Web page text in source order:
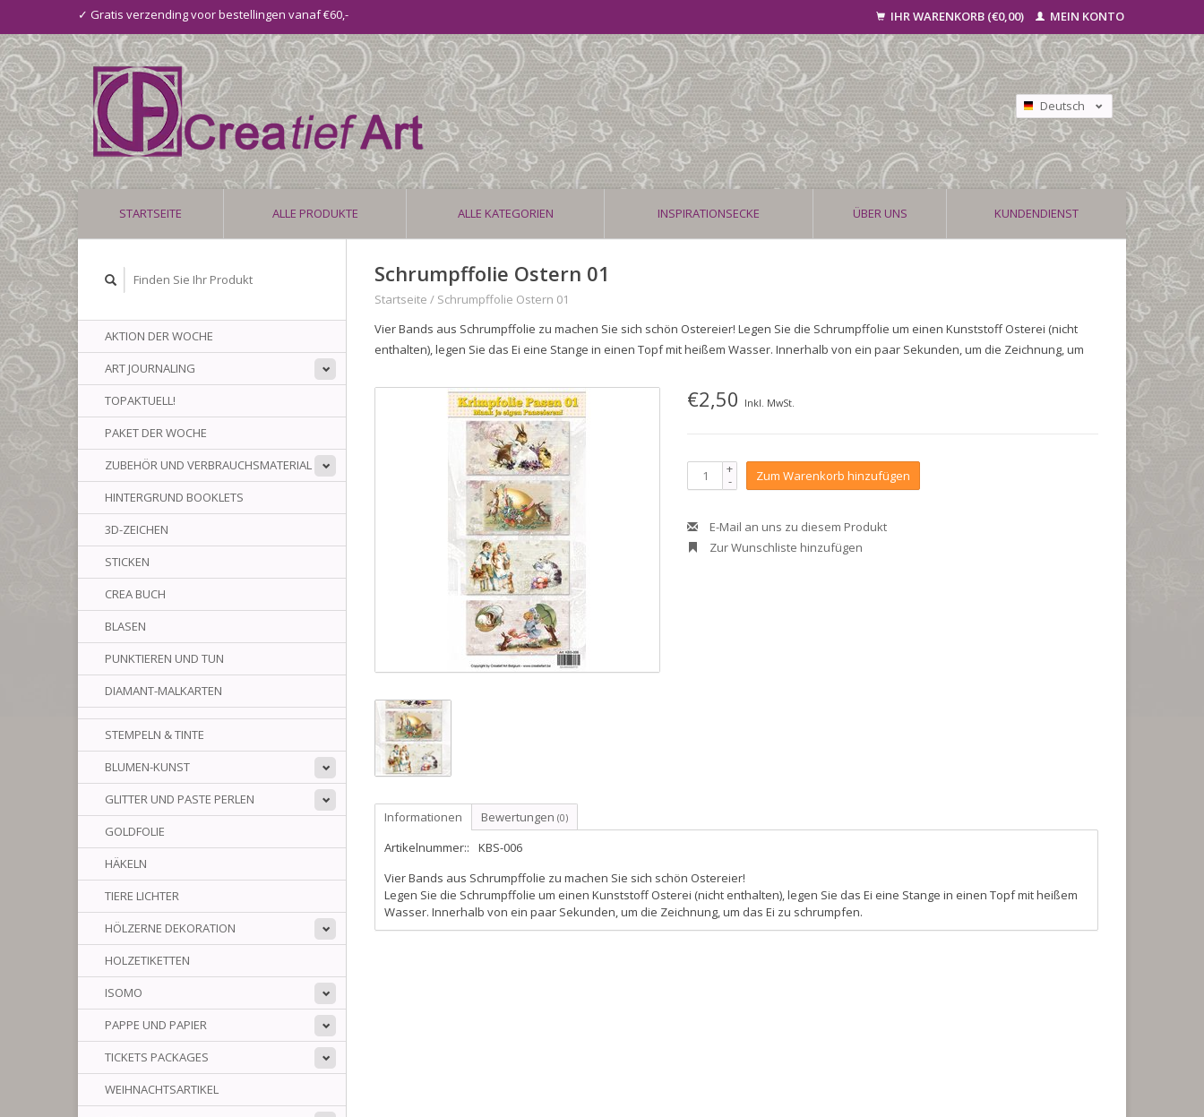
✓ Gratis verzending voor bestellingen vanaf €60,- IHR WARENKORB (€0,00) MEIN KONTO
Deutsch
Nederlands
Français
STARTSEITE ALLE PRODUKTE ALLE KATEGORIEN INSPIRATIONSECKE ÜBER UNS KUNDENDIENST
AKTION DER WOCHE
ART JOURNALING
TOPAKTUELL!
PAKET DER WOCHE
ZUBEHÖR UND VERBRAUCHSMATERIAL
HINTERGRUND BOOKLETS
3D-ZEICHEN
STICKEN
CREA BUCH
BLASEN
PUNKTIEREN UND TUN
DIAMANT-MALKARTEN
STEMPELN & TINTE
BLUMEN-KUNST
GLITTER UND PASTE PERLEN
GOLDFOLIE
HÄKELN
TIERE LICHTER
HÖLZERNE DEKORATION
HOLZETIKETTEN
ISOMO
PAPPE UND PAPIER
TICKETS PACKAGES
WEIHNACHTSARTIKEL
Schrumpffolie Ostern 01
Startseite / Schrumpffolie Ostern 01
Vier Bands aus Schrumpffolie zu machen Sie sich schön Ostereier! Legen Sie die Schrumpffolie um einen Kunststoff Osterei (nicht
enthalten), legen Sie das Ei eine Stange in einen Topf mit heißem Wasser. Innerhalb von ein paar Sekunden, um die Zeichnung, um
€2,50 Inkl. MwSt.
+
- Zum Warenkorb hinzufügen
E-Mail an uns zu diesem Produkt
Zur Wunschliste hinzufügen
Informationen Bewertungen (0)
Artikelnummer::
KBS-006
Vier Bands aus Schrumpffolie zu machen Sie sich schön Ostereier!
Legen Sie die Schrumpffolie um einen Kunststoff Osterei (nicht enthalten), legen Sie das Ei eine Stange in einen Topf mit heißem
Wasser. Innerhalb von ein paar Sekunden, um die Zeichnung, um das Ei zu schrumpfen.